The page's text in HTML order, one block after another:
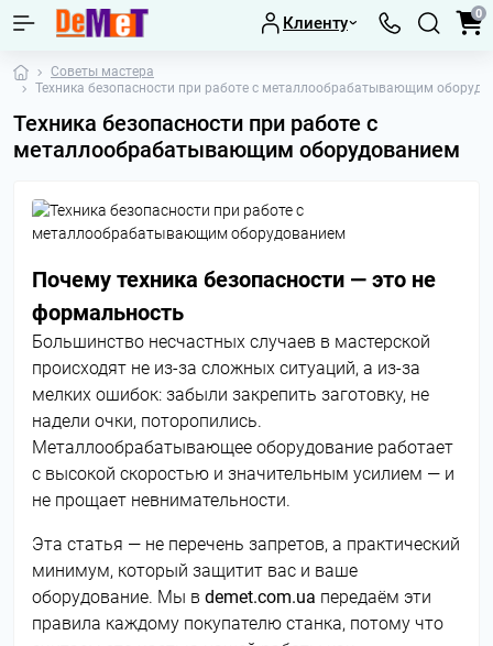
Клиенту 0
Советы мастера
Техника безопасности при работе с металлообрабатывающим
Техника безопасности при работе с
металлообрабатывающим оборудованием
Почему техника безопасности — это не
формальность
Большинство несчастных случаев в мастерской
происходят не из-за сложных ситуаций, а из-за
мелких ошибок: забыли закрепить заготовку, не
надели очки, поторопились.
Металлообрабатывающее оборудование работает
с высокой скоростью и значительным усилием — и
не прощает невнимательности.
Эта статья — не перечень запретов, а практический
минимум, который защитит вас и ваше
оборудование. Мы в demet.com.ua передаём эти
правила каждому покупателю станка, потому что